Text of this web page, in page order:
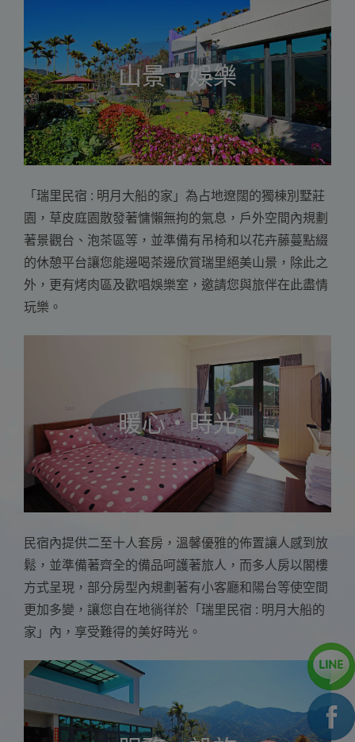
山景・娛樂
「瑞里民宿 : 明月大船的家」為占地遼闊的獨棟別墅莊
園，草皮庭園散發著慵懶無拘的氣息，戶外空間內規劃
著景觀台、泡茶區等，並準備有吊椅和以花卉藤蔓點綴
的休憩平台讓您能邊喝茶邊欣賞瑞里絕美山景，除此之
外，更有烤肉區及歡唱娛樂室，邀請您與旅伴在此盡情
玩樂。
暖心・時光
民宿內提供二至十人套房，溫馨優雅的佈置讓人感到放
鬆，並準備著齊全的備品呵護著旅人，而多人房以閣樓
方式呈現，部分房型內規劃著有小客廳和陽台等使空間
更加多變，讓您自在地徜徉於「瑞里民宿 : 明月大船的
家」內，享受難得的美好時光。